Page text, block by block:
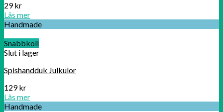
29kr
Läs mer
Handmade
Snabbkoll
Slut i lager
Spishandduk Julkulor
129kr
Läs mer
Handmade